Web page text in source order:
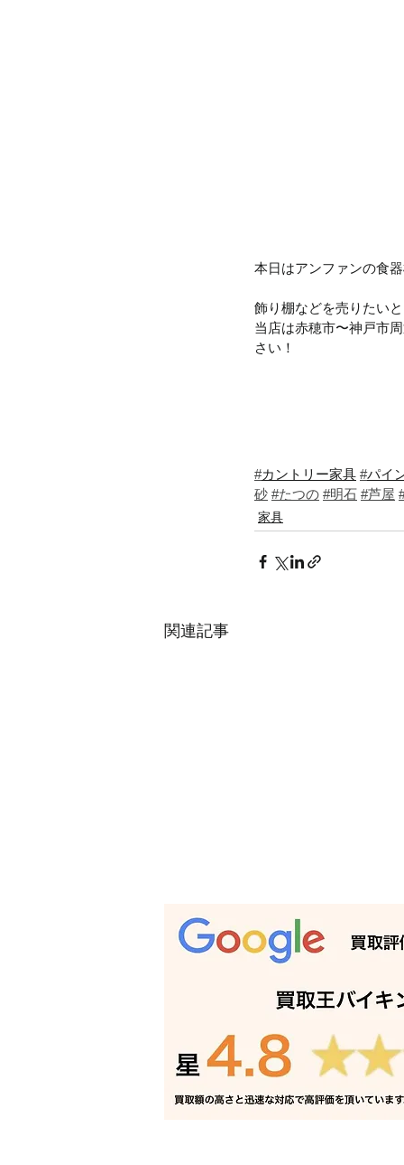
本日はアンファンの食
飾り棚などを売りたい
当店は赤穂市〜神戸市
さい！
#カントリー家具 #パイ
砂 #たつの #明石 #芦屋
家具
関連記事
時代箪笥 買取 加古川｜姫路
の買取専門店